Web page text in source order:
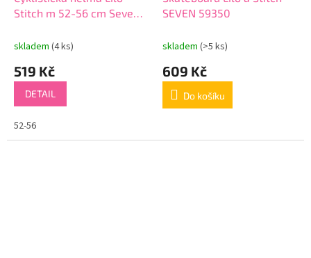
Stitch m 52-56 cm Seven
skladem (4 ks)
519 Kč
DETAIL
52-56
SEVEN 59350
skladem (>5 ks)
609 Kč
Do košíku